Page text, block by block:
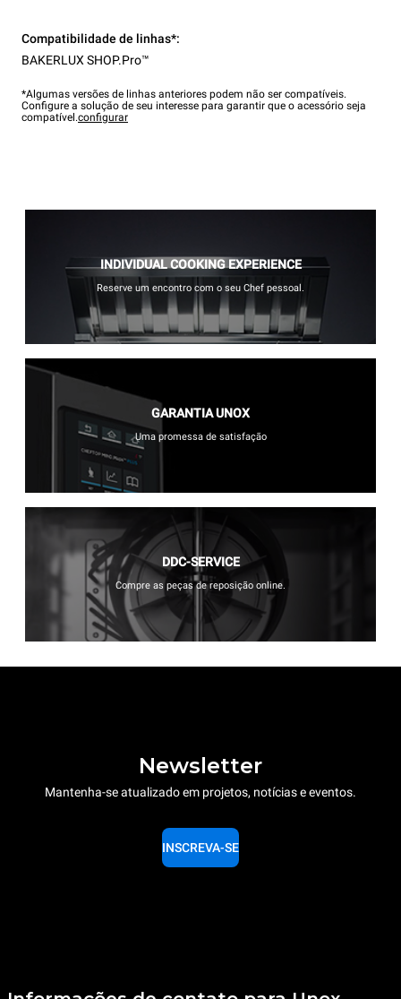
Compatibilidade de linhas*:
BAKERLUX SHOP.Pro™
*Algumas versões de linhas anteriores podem não ser compatíveis.
Configure a solução de seu interesse para garantir que o acessório seja
compatível.configurar
INDIVIDUAL COOKING EXPERIENCE
Reserve um encontro com o seu Chef pessoal.
GARANTIA UNOX
Uma promessa de satisfação
DDC-SERVICE
Compre as peças de reposição online.
Newsletter
Mantenha-se atualizado em projetos, notícias e eventos.
INSCREVA-SE